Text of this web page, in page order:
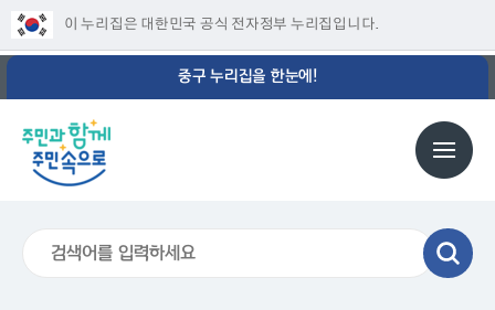
이 누리집은 대한민국 공식 전자정부 누리집입니다.
중구 누리집을 한눈에!